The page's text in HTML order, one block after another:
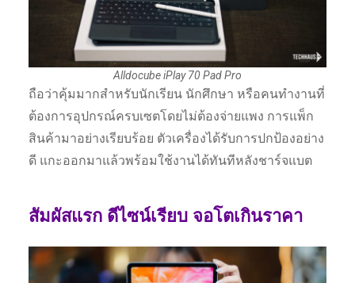
Alldocube iPlay 70 Pad Pro
ถือว่าคุ้มมากสำหรับนักเรียน นักศึกษา หรือคนทำงานที่
ต้องการอุปกรณ์ครบเซตโดยไม่ต้องจ่ายแพง การแพ็ก
สินค้ามาอย่างเรียบร้อย ตัวเครื่องได้รับการปกป้องอย่าง
ดี แกะออกมาแล้วพร้อมใช้งานได้ทันทีหลังชาร์จแบต
สัมผัสแรก ดีไซน์เรียบ จอโตเกินราคา